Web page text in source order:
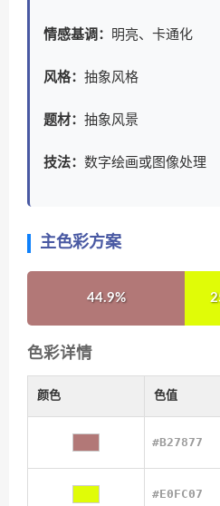
情感基调： 明亮、卡通化
风格： 抽象风格
题材： 抽象风景
技法： 数字绘画或图像处理
主色彩方案
44.9%
色彩详情
颜色 色值
#B27877
#E0FC07